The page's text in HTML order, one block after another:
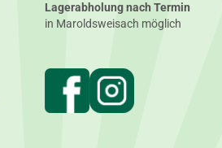
Lagerabholung nach Termin
in Maroldsweisach möglich